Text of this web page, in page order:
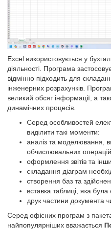
Excel використовується у
діяльності. Програма
відмінно підходить для
інженерних розрахунків.
великий обсяг інформації, а
динамічних процесів.
Серед особливостей
виділити такі моменти:
аналіз та моделювання,
обчислювальних
оформлення звітів та
складання діаграм
створення баз та
вставка таблиці, яка
друк частини документа
Серед офісних програм з
найпопулярніших вважається